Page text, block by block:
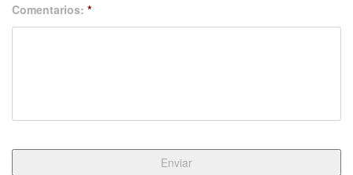
Comentarios: *